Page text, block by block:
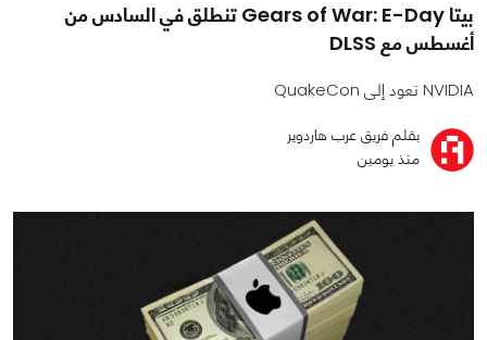
بيتا Gears of War: E-Day تنطلق في السادس من
أغسطس مع DLSS
NVIDIA تعود إلى QuakeCon
بقلم فريق عرب هاردوير
منذ يومين